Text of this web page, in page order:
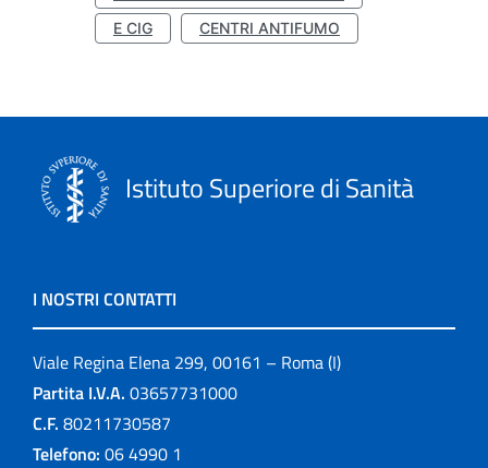
E CIG
CENTRI ANTIFUMO
Istituto Superiore di Sanità
I NOSTRI CONTATTI
Viale Regina Elena 299, 00161 – Roma (I)
Partita I.V.A. 03657731000
C.F. 80211730587
Telefono: 06 4990 1